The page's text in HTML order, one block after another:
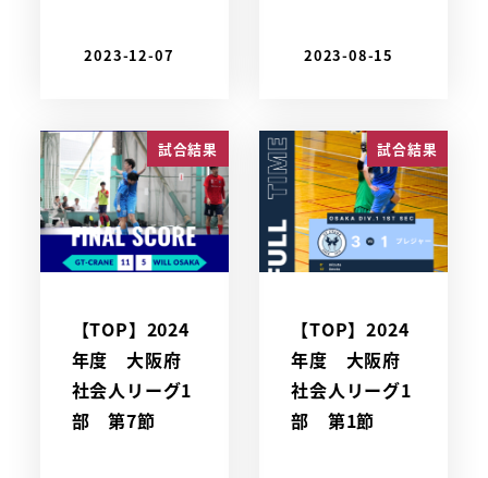
2023-12-07 2023-08-15
試合結果
【TOP】2024
年度 大阪府
社会人リーグ1
部 第7節
試合結果
【TOP】2024
年度 大阪府
社会人リーグ1
部 第1節